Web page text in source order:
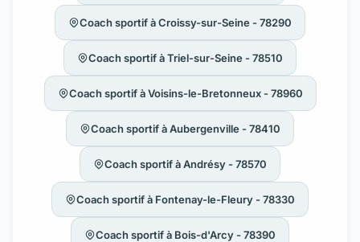
Coach sportif à Croissy-sur-Seine - 78290
Coach sportif à Triel-sur-Seine - 78510
Coach sportif à Voisins-le-Bretonneux - 78960
Coach sportif à Aubergenville - 78410
Coach sportif à Andrésy - 78570
Coach sportif à Fontenay-le-Fleury - 78330
Coach sportif à Bois-d'Arcy - 78390